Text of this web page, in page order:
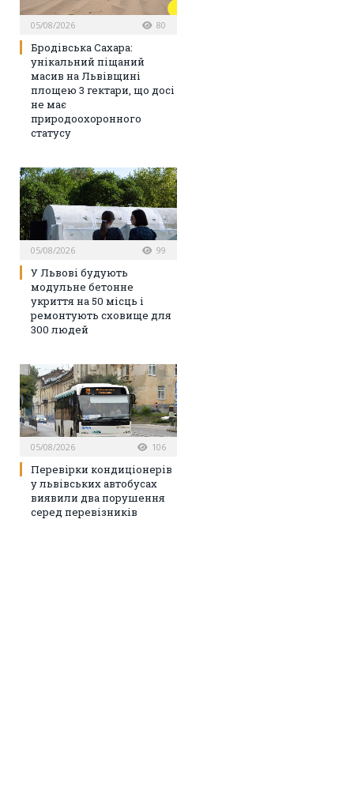
05/08/2026 80
Бродівська Сахара:
унікальний піщаний
масив на Львівщині
площею 3 гектари, що досі
не має
природоохоронного
статусу
05/08/2026 99
У Львові будують
модульне бетонне
укриття на 50 місць і
ремонтують сховище для
300 людей
05/08/2026 106
Перевірки кондиціонерів
у львівських автобусах
виявили два порушення
серед перевізників